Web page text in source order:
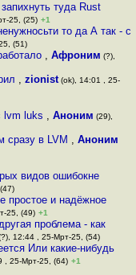
туда Rust
25, (25) +1
то да А так - с
(51)
, Афроним (?),
, zionist(ok), 14:01 , 25-
lvm luks ,Аноним (29),
сразу в LVM , Аноним
видов ошибокне
простое и надёжное
25, (49) +1
проблема - как
12:44 , 25-Мрт-25, (54)
Или какие-нибудь
, 25-Мрт-25, (64) +1